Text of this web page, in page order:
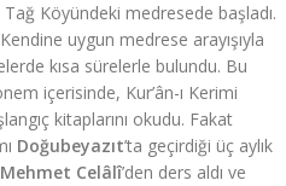
Köyündeki medresede başladı.
uygun medrese arayışıyla
kısa sürelerle bulundu. Bu
içerisinde, Kur’ân-ı Kerimi
kitaplarını okudu. Fakat
Doğubeyazıt’ta geçirdiği üç aylık
Celâlî’den ders aldı ve